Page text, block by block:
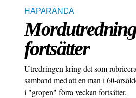
HAPARANDA
fortsätter
Utredningen kring det som
samband med att en man i 60-
i "gropen" förra veckan fortsätter.